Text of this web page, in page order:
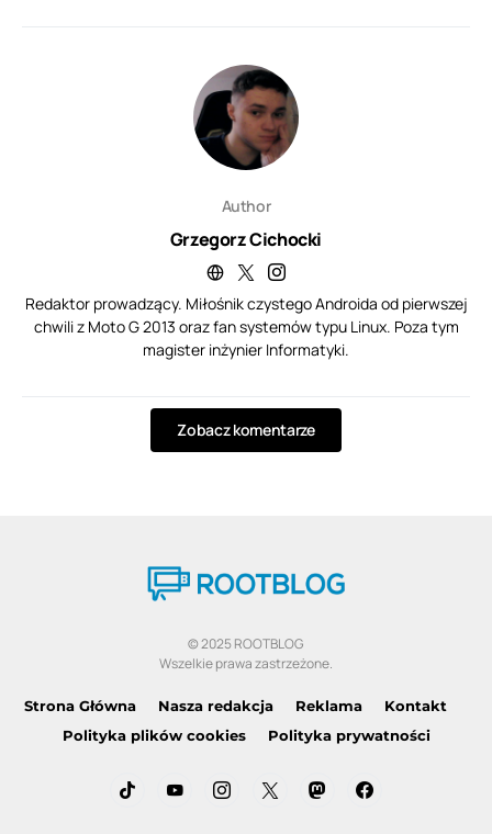
Author
Grzegorz Cichocki
Redaktor prowadzący. Miłośnik czystego Androida od pierwszej
chwili z Moto G 2013 oraz fan systemów typu Linux. Poza tym
magister inżynier Informatyki.
Zobacz komentarze
© 2025 ROOTBLOG
Wszelkie prawa zastrzeżone.
Strona Główna Nasza redakcja Reklama
Kontakt
Polityka plików cookies
Polityka prywatności